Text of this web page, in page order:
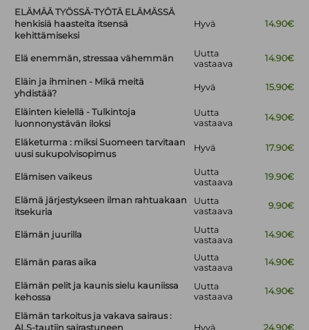
ELÄMÄÄ TYÖSSÄ-TYÖTÄ ELÄMÄSSÄ
henkisiä haasteita itsensä
kehittämiseksi
Hyvä 14.90€
Elä enemmän, stressaa vähemmän
Uutta
vastaava
14.90€
Eläin ja ihminen - Mikä meitä
yhdistää?
Hyvä 15.90€
Eläinten kielellä - Tulkintoja
luonnonystävän iloksi
Uutta
vastaava
14.90€
Eläketurma : miksi Suomeen tarvitaan
uusi sukupolvisopimus
Hyvä 17.90€
Elämisen vaikeus
Uutta
vastaava
19.90€
Elämä järjestykseen ilman rahtuakaan
itsekuria
Uutta
vastaava
9.90€
Elämän juurilla
Uutta
vastaava
14.90€
Elämän paras aika
Uutta
vastaava
14.90€
Elämän pelit ja kaunis sielu kauniissa
kehossa
Uutta
vastaava
14.90€
Elämän tarkoitus ja vakava sairaus :
ALS-tautiin sairastuneen
Hyvä 24.90€